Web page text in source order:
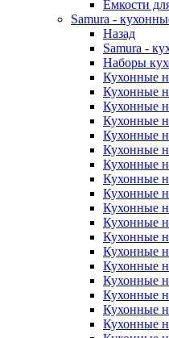
Ёмкости
Samura -
Назад
Samura -
Наборы
Кухонные
Кухонные
Кухонные
Кухонные
Кухонные
Кухонные
Кухонные
Кухонные
Кухонные
Кухонные
Кухонные
Кухонные
Кухонные
Кухонные
Кухонные
Кухонные
Кухонные
Кухонные